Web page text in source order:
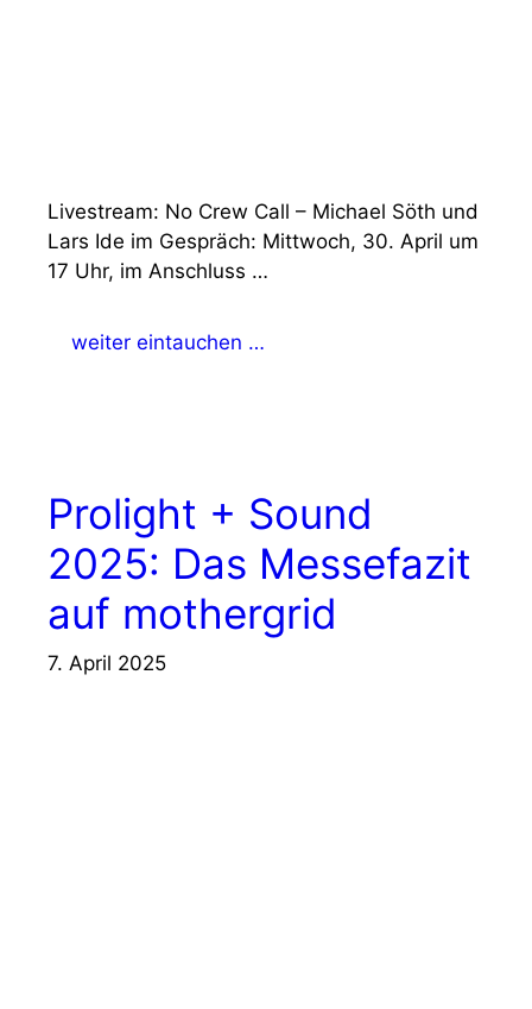
Livestream: No Crew Call – Michael Söth und
Lars Ide im Gespräch: Mittwoch, 30. April um
17 Uhr, im Anschluss …
weiter eintauchen …
Prolight + Sound
2025: Das Messefazit
auf mothergrid
7. April 2025